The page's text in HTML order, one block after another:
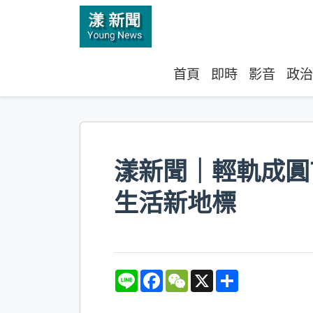
首頁 即時 影音 政治
漾新聞｜輕軌成
生活新地標
L
F
W
X